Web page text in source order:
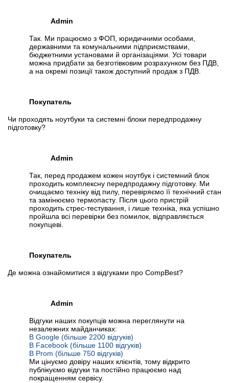
Admin
Так. Ми працюємо з ФОП, юридичними особами,
державними та комунальними підприємствами,
бюджетними установами й організаціями. Усі товари
можна придбати за безготівковим розрахунком без ПДВ,
а на окремі позиції також доступний продаж з ПДВ.
Покупатель
Чи проходять ноутбуки та системні блоки передпродажну
підготовку?
Admin
Так, перед продажем кожен ноутбук і системний блок
проходить комплексну передпродажну підготовку. Ми
очищаємо техніку від пилу, перевіряємо її технічний стан
та замінюємо термопасту. Після цього пристрій
проходить стрес-тестування, і лише техніка, яка успішно
пройшла всі перевірки без помилок, відправляється
покупцеві.
Покупатель
Де можна ознайомитися з відгуками про CompBest?
Admin
Відгуки наших покупців можна переглянути на
незалежних майданчиках:
В Google (більше 2200 відгуків)
В Facebook (більше 1100 відгуків)
В Prom (більше 750 відгуків)
Ми цінуємо довіру наших клієнтів, тому відкрито
публікуємо відгуки та постійно працюємо над
покращенням сервісу.